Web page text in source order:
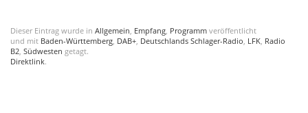
Dieser Eintrag wurde in Allgemein, Empfang, Programm veröffentlicht
und mit Baden-Württemberg, DAB+, Deutschlands Schlager-Radio, LFK, Radio
B2, Südwesten getagt.
Direktlink.